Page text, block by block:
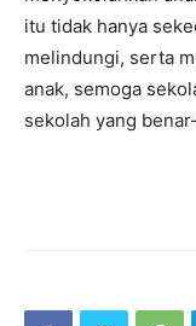
itu tidak hanya
melindungi, serta
anak, semoga
sekolah yang